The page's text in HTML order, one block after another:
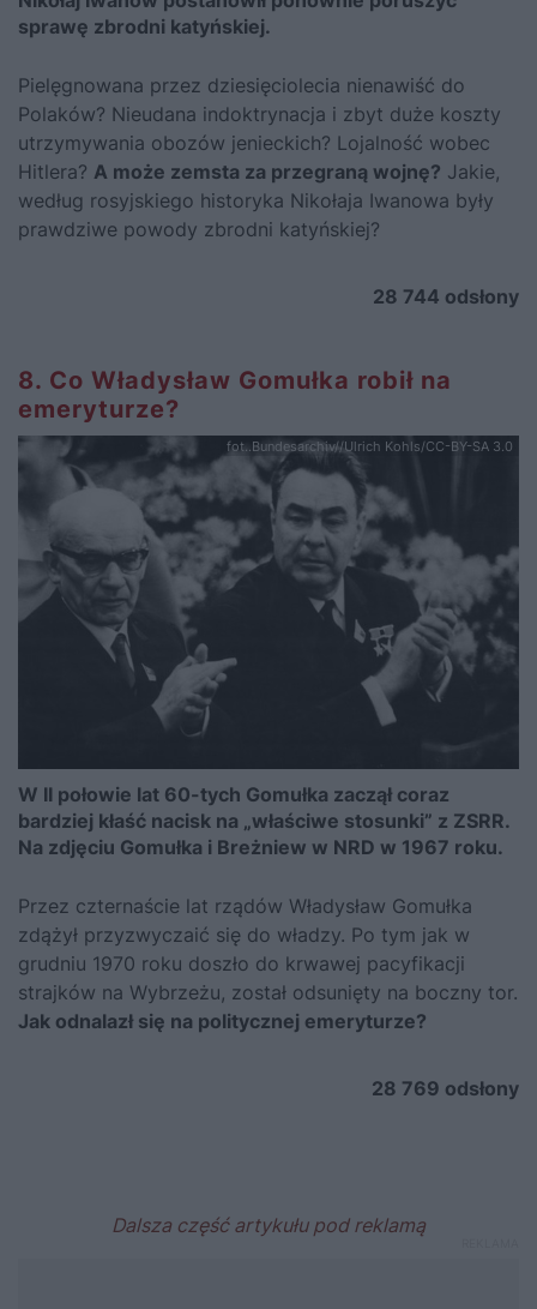
sprawę zbrodni katyńskiej.
Pielęgnowana przez dziesięciolecia nienawiść do
Polaków? Nieudana indoktrynacja i zbyt duże koszty
utrzymywania obozów jenieckich? Lojalność wobec
Hitlera? A może zemsta za przegraną wojnę? Jakie,
według rosyjskiego historyka Nikołaja Iwanowa były
prawdziwe powody zbrodni katyńskiej?
28 744 odsłony
8. Co Władysław Gomułka robił na
emeryturze?
fot..Bundesarchiv//Ulrich Kohls/CC-BY-SA 3.0
W II połowie lat 60-tych Gomułka zaczął coraz
bardziej kłaść nacisk na „właściwe stosunki” z ZSRR.
Na zdjęciu Gomułka i Breżniew w NRD w 1967 roku.
Przez czternaście lat rządów Władysław Gomułka
zdążył przyzwyczaić się do władzy. Po tym jak w
grudniu 1970 roku doszło do krwawej pacyfikacji
strajków na Wybrzeżu, został odsunięty na boczny tor.
Jak odnalazł się na politycznej emeryturze?
28 769 odsłony